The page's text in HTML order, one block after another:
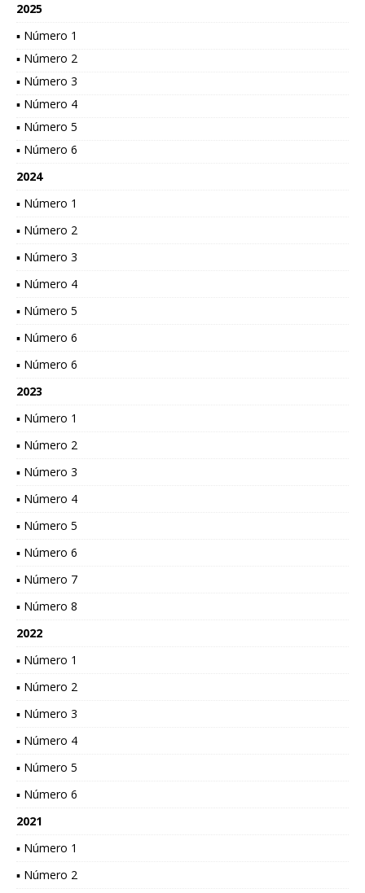
2025
▪ Número 1
▪ Número 2
▪ Número 3
▪ Número 4
▪ Número 5
▪ Número 6
2024
▪ Número 1
▪ Número 2
▪ Número 3
▪ Número 4
▪ Número 5
▪ Número 6
▪ Número 6
2023
▪ Número 1
▪ Número 2
▪ Número 3
▪ Número 4
▪ Número 5
▪ Número 6
▪ Número 7
▪ Número 8
2022
▪ Número 1
▪ Número 2
▪ Número 3
▪ Número 4
▪ Número 5
▪ Número 6
2021
▪ Número 1
▪ Número 2